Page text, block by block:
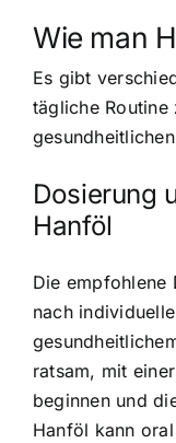
Wie man
Es gibt
tägliche Routine
Dosierung
Hanföl
Die empfohlene
nach
ratsam, mit
beginnen und
Hanföl kann